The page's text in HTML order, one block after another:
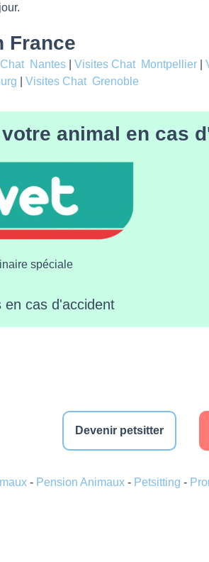
France
Nantes| Visites Chat Montpellier|
Visites Chat Grenoble
animal en cas
spéciale
cas d'accident
Devenir petsitter
- Pension Animaux - Petsitting -